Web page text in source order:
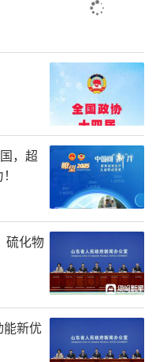
，超
硫化物
能新优